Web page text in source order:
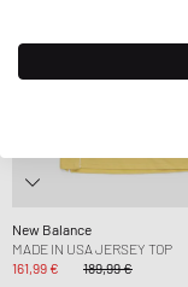
New Balance
MADE IN USA JERSEY TOP
161,99 €
189,99 €